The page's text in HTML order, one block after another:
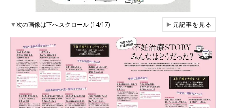
▼次の画像は下へスクロール (14/17) ▶元記事を見る